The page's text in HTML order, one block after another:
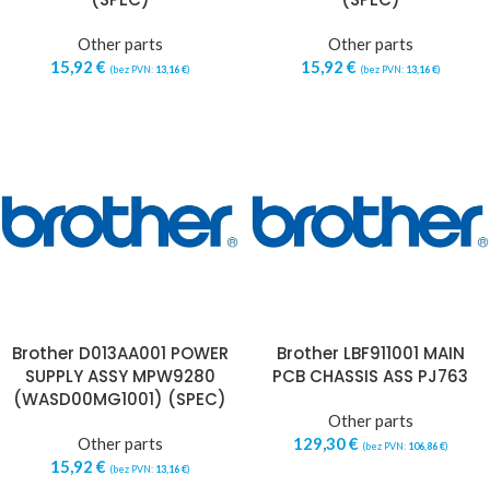
Other parts
15,92 € (bez PVN: 13,16€)
Other parts
15,92 € (bez PVN: 13,16€)
Brother D013AA001 POWER
SUPPLY ASSY MPW9280
(WASD00MG1001) (SPEC)
Other parts
15,92 € (bez PVN: 13,16€)
Brother LBF911001 MAIN
PCB CHASSIS ASS PJ763
Other parts
129,30€ (bez PVN: 106,86€)